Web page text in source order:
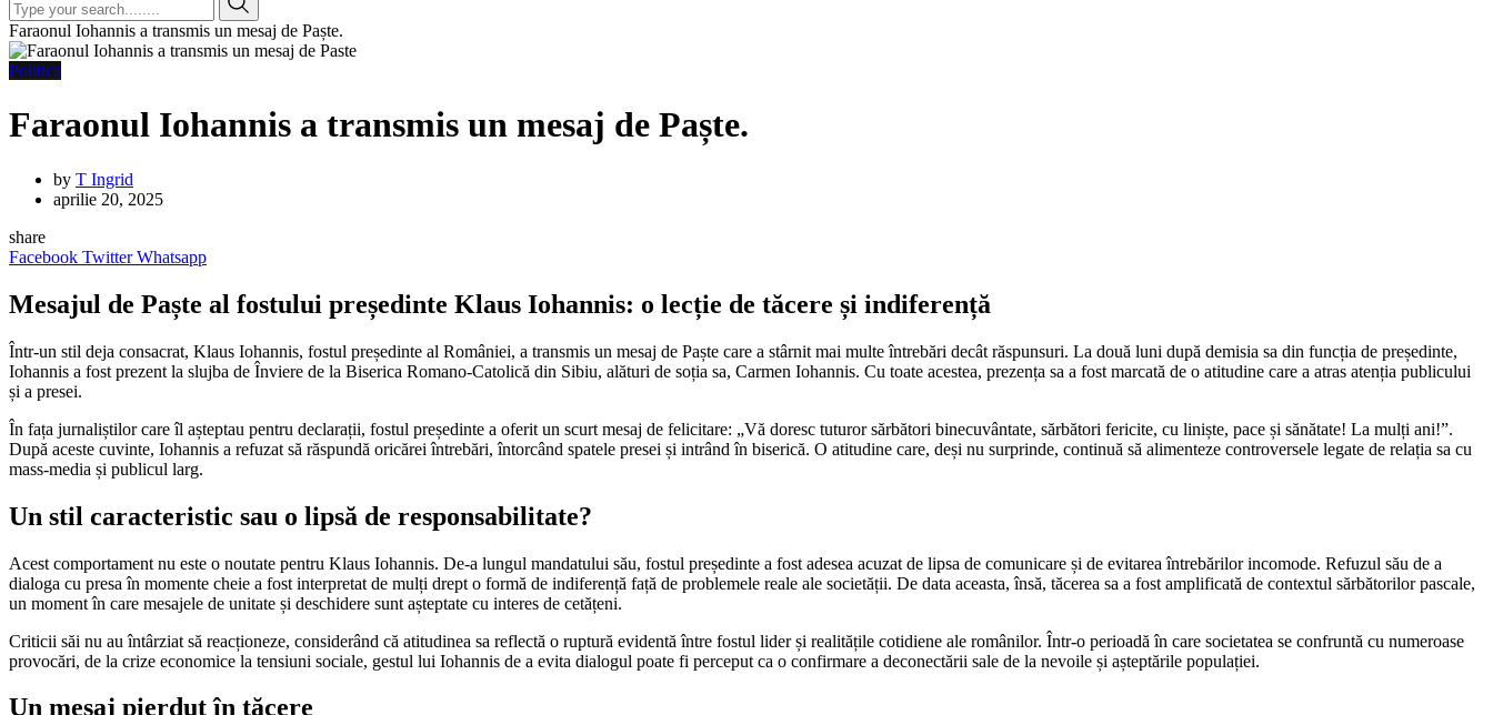
Faraonul Iohannis a transmis un mesaj de Paște.
Politica
Faraonul Iohannis a transmis un mesaj de Paște.
by T Ingrid
aprilie 20, 2025
share
Facebook Twitter Whatsapp
Mesajul de Paște al fostului președinte Klaus Iohannis: o lecție de tăcere și indiferență
Într-un stil deja consacrat, Klaus Iohannis, fostul președinte al României, a transmis un mesaj de Paște care a stârnit mai multe întrebări decât răspunsuri. La două luni după demisia sa din funcția de președinte,
Iohannis a fost prezent la slujba de Înviere de la Biserica Romano-Catolică din Sibiu, alături de soția sa, Carmen Iohannis. Cu toate acestea, prezența sa a fost marcată de o atitudine care a atras atenția publicului
și a presei.
În fața jurnaliștilor care îl așteptau pentru declarații, fostul președinte a oferit un scurt mesaj de felicitare: „Vă doresc tuturor sărbători binecuvântate, sărbători fericite, cu liniște, pace și sănătate! La mulți ani!”.
După aceste cuvinte, Iohannis a refuzat să răspundă oricărei întrebări, întorcând spatele presei și intrând în biserică. O atitudine care, deși nu surprinde, continuă să alimenteze controversele legate de relația sa cu
mass-media și publicul larg.
Un stil caracteristic sau o lipsă de responsabilitate?
Acest comportament nu este o noutate pentru Klaus Iohannis. De-a lungul mandatului său, fostul președinte a fost adesea acuzat de lipsa de comunicare și de evitarea întrebărilor incomode. Refuzul său de a
dialoga cu presa în momente cheie a fost interpretat de mulți drept o formă de indiferență față de problemele reale ale societății. De data aceasta, însă, tăcerea sa a fost amplificată de contextul sărbătorilor pascale,
un moment în care mesajele de unitate și deschidere sunt așteptate cu interes de cetățeni.
Criticii săi nu au întârziat să reacționeze, considerând că atitudinea sa reflectă o ruptură evidentă între fostul lider și realitățile cotidiene ale românilor. Într-o perioadă în care societatea se confruntă cu numeroase
provocări, de la crize economice la tensiuni sociale, gestul lui Iohannis de a evita dialogul poate fi perceput ca o confirmare a deconectării sale de la nevoile și așteptările populației.
Un mesaj pierdut în tăcere